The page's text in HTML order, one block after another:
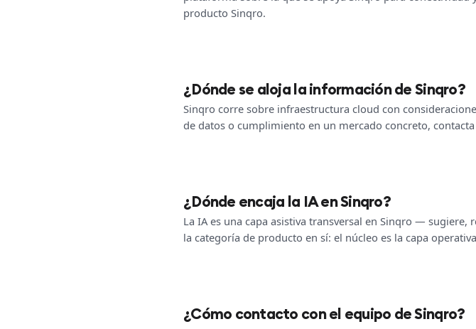
producto Sinqro.
¿Dónde se aloja la información de Sinqro?
Sinqro corre sobre infraestructura cloud con
de datos o cumplimiento en un mercado concreto,
¿Dónde encaja la IA en Sinqro?
La IA es una capa asistiva transversal en Sinqro —
la categoría de producto en sí: el núcleo es la capa
¿Cómo contacto con el equipo de Sinqro?